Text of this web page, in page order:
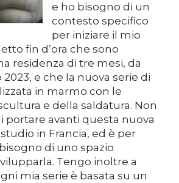
e ho bisogno di un
contesto specifico
per iniziare il mio
fin d’ora che sono
residenza di tre mesi, da
e che la nuova serie di
in marmo con le
e della saldatura. Non
portare avanti questa nuova
in Francia, ed è per
di uno spazio
Tengo inoltre a
mia serie è basata su un